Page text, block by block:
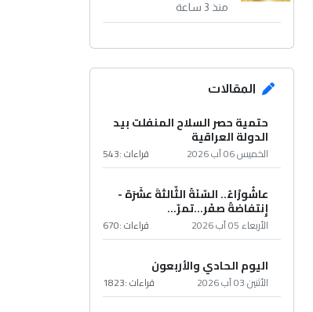
منذ 3 ساعة
المقالات
حتمية حصر السلاح المنفلت بيد
الدولة العراقية
الخميس 06 آب 2026 قراءات :543
عاشُورْاءُ.. السّنَةُ الثّالثةَ عشَرَة -
إِنتفاضةُ صفَر…تمرّ...
الأربعاء 05 آب 2026 قراءات :670
اليوم الحادي والأربعون
الأثنين 03 آب 2026 قراءات :1823